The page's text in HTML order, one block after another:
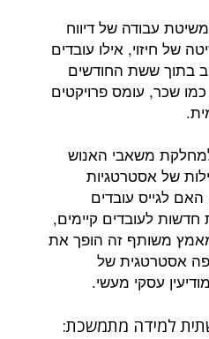
עבודה של דיווח
של חיזוי, אילו עובדים
בתוך ששת החודשים
שכר, עומס פרויקטים
משאבי האנוש
של אסטרטגיות
האם לגייס עובדים
חדשות לעובדים קיימים,
משותף זה הופך את
אסטרטגית של
עסקי מעשי.
למידה מתמשכת: